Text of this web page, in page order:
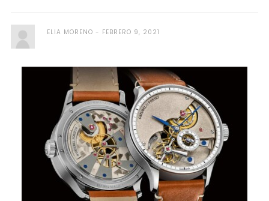
ELIA MORENO FEBRERO 9, 2021